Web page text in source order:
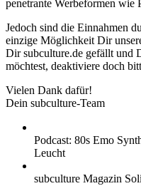
penetrante Werbeformen wie
Jedoch sind die Einnahmen
einzige Möglichkeit Dir
Dir subculture.de gefällt und
möchtest, deaktiviere doch
Vielen Dank dafür!
Dein subculture-Team
Podcast: 80s Emo
Leucht
subculture Magazin